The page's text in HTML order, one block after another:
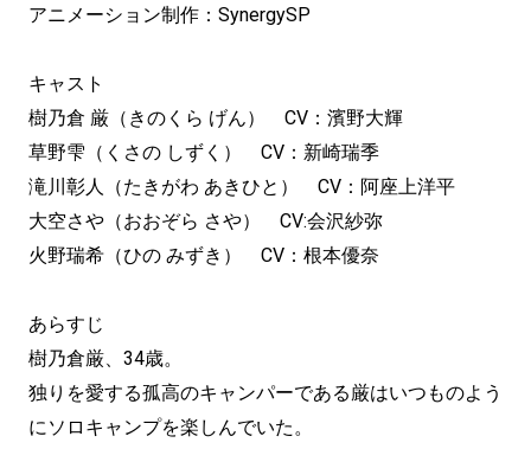
アニメーション制作：SynergySP
キャスト
樹乃倉 厳（きのくら げん） CV：濱野大輝
草野雫（くさの しずく） CV：新崎瑞季
滝川彰人（たきがわ あきひと） CV：阿座上洋平
大空さや（おおぞら さや） CV:会沢紗弥
火野瑞希（ひの みずき） CV：根本優奈
あらすじ
樹乃倉厳、34歳。
独りを愛する孤高のキャンパーである厳はいつものよう
にソロキャンプを楽しんでいた。